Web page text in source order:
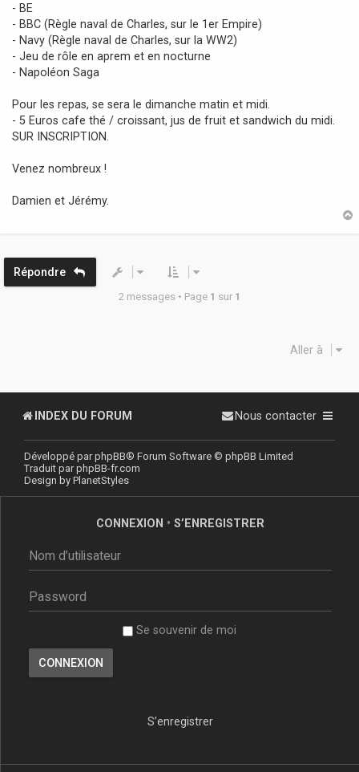
- BE
- BBC (Règle naval de Charles, sur le 1er Empire)
- Navy (Règle naval de Charles, sur la WW2)
- Jeu de rôle en aprem et en nocturne
- Napoléon Saga
Pour les repas, se sera le dimanche matin et midi.
- 5 Euros cafe thé / croissant, jus de fruit et sandwich du midi.
SUR INSCRIPTION.
Venez nombreux !
Damien et Jérémy.
Répondre
2 messages • Page 1 sur 1
Aller à
INDEX DU FORUM Nous contacter
Développé parphpBB® Forum Software © phpBB Limited
Traduit parphpBB-fr.com
Design by PlanetStyles
CONNEXION • S’ENREGISTRER
Se souvenir de moi
S’enregistrer